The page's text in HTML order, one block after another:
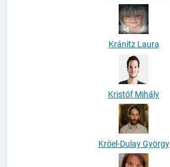
Kránitz Laura
Kristóf Mihály
Kröel-Dulay György